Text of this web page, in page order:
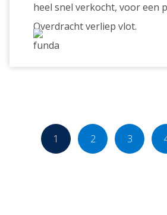
heel snel verkocht, voor een
Overdracht verliep vlot.
1 2 3